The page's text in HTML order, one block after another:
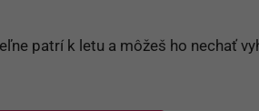
patrí k letu a môžeš ho nechať